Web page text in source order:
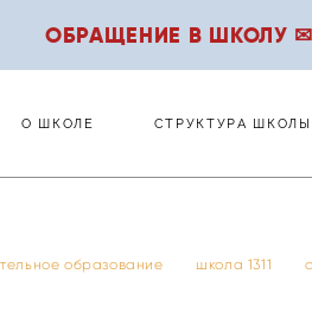
ОБРАЩЕНИЕ В ШКОЛУ ✉
О ШКОЛЕ СТРУКТУРА ШКОЛЫ
образование школа 1311